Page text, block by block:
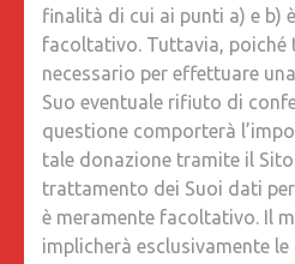
finalità di cui ai punti a) e b)
facoltativo. Tuttavia, poiché
necessario per effettuare
Suo eventuale rifiuto di
questione comporterà
tale donazione tramite il Sito.
trattamento dei Suoi dati
è meramente facoltativo. Il
implicherà esclusivamente le